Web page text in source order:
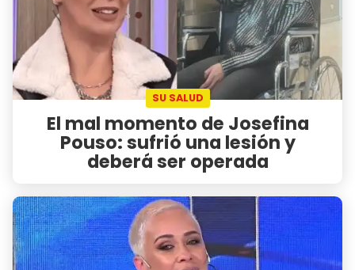
SU SALUD
El mal momento de Josefina
Pouso: sufrió una lesión y
deberá ser operada